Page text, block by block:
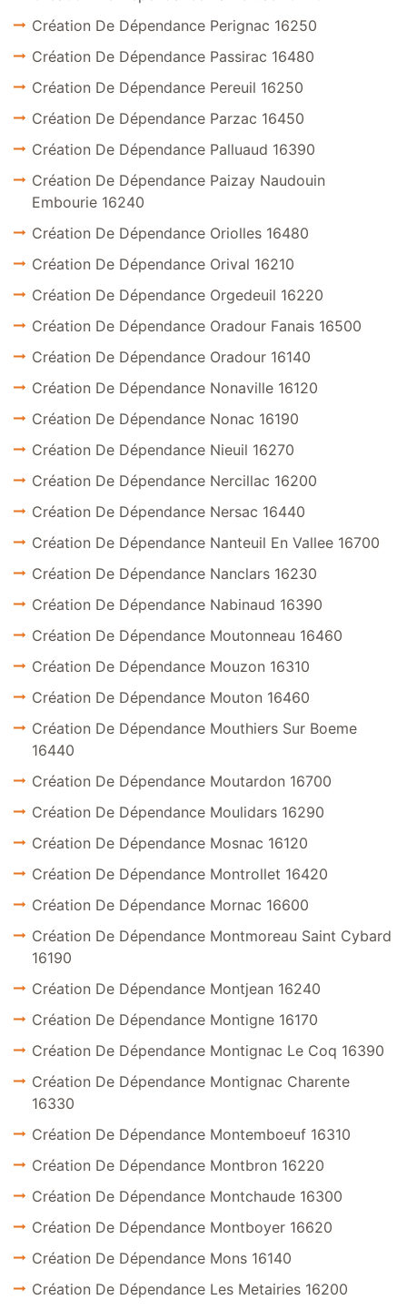
Création De Dépendance Perignac 16250
Création De Dépendance Passirac 16480
Création De Dépendance Pereuil 16250
Création De Dépendance Parzac 16450
Création De Dépendance Palluaud 16390
Création De Dépendance Paizay Naudouin
Embourie 16240
Création De Dépendance Oriolles 16480
Création De Dépendance Orival 16210
Création De Dépendance Orgedeuil 16220
Création De Dépendance Oradour Fanais 16500
Création De Dépendance Oradour 16140
Création De Dépendance Nonaville 16120
Création De Dépendance Nonac 16190
Création De Dépendance Nieuil 16270
Création De Dépendance Nercillac 16200
Création De Dépendance Nersac 16440
Création De Dépendance Nanteuil En Vallee 16700
Création De Dépendance Nanclars 16230
Création De Dépendance Nabinaud 16390
Création De Dépendance Moutonneau 16460
Création De Dépendance Mouzon 16310
Création De Dépendance Mouton 16460
Création De Dépendance Mouthiers Sur Boeme
16440
Création De Dépendance Moutardon 16700
Création De Dépendance Moulidars 16290
Création De Dépendance Mosnac 16120
Création De Dépendance Montrollet 16420
Création De Dépendance Mornac 16600
Création De Dépendance Montmoreau Saint Cybard
16190
Création De Dépendance Montjean 16240
Création De Dépendance Montigne 16170
Création De Dépendance Montignac Le Coq 16390
Création De Dépendance Montignac Charente
16330
Création De Dépendance Montemboeuf 16310
Création De Dépendance Montbron 16220
Création De Dépendance Montchaude 16300
Création De Dépendance Montboyer 16620
Création De Dépendance Mons 16140
Création De Dépendance Les Metairies 16200